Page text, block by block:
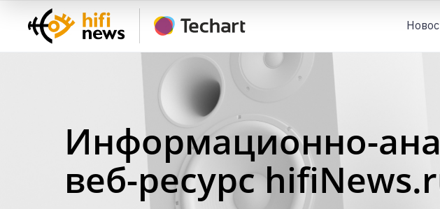
Информационно-
веб-ресурс